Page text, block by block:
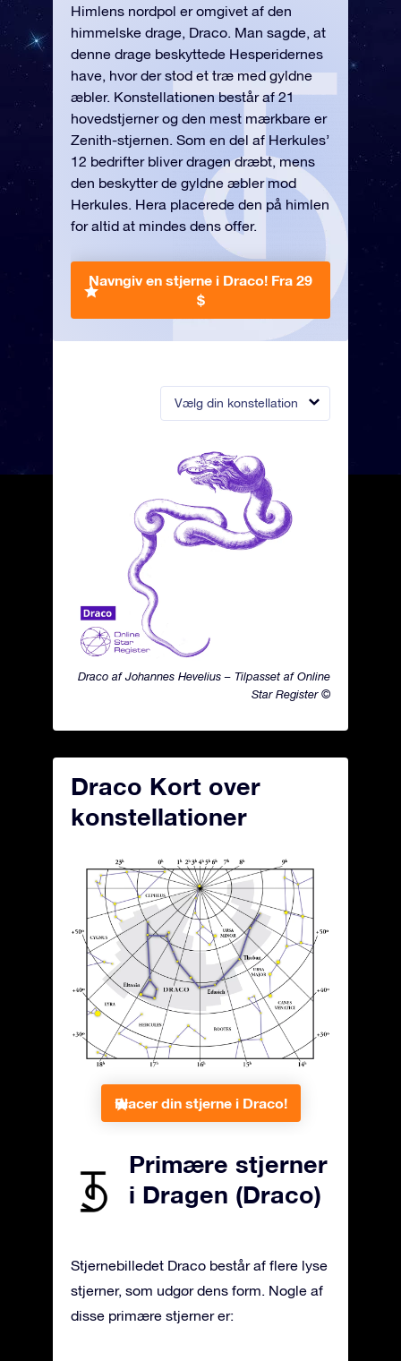
Vælg din konstellation
Draco af Johannes Hevelius – Tilpasset af Online
Star Register ©
Himlens nordpol er omgivet af den
himmelske drage, Draco. Man sagde, at
denne drage beskyttede Hesperidernes
have, hvor der stod et træ med gyldne
æbler. Konstellationen består af 21
hovedstjerner og den mest mærkbare er
Zenith-stjernen. Som en del af Herkules’
12 bedrifter bliver dragen dræbt, mens
den beskytter de gyldne æbler mod
Herkules. Hera placerede den på himlen
for altid at mindes dens offer.
Navngiv en stjerne i Draco! Fra 29
$
Draco Kort over
konstellationer
Placer din stjerne i Draco!
Primære stjerner
i Dragen (Draco)
Stjernebilledet Draco består af flere lyse
stjerner, som udgør dens form. Nogle af
disse primære stjerner er: